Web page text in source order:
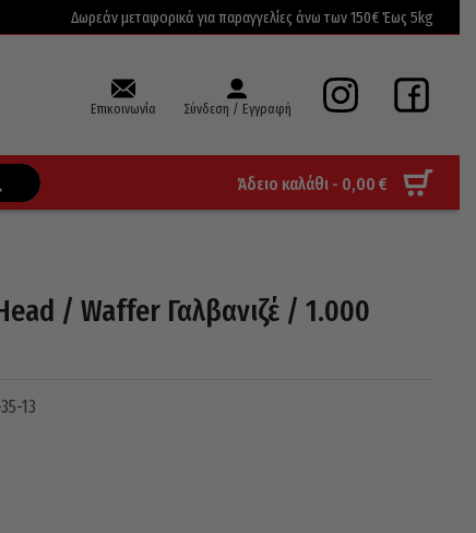
Δωρεάν μεταφορικά για παραγγελίες άνω των 150€ Έως 5kg
Επικοινωνία Σύνδεση / Εγγραφή
Άδειο καλάθι - 0,00 €
/ Waffer Γαλβανιζέ / 1.000
13